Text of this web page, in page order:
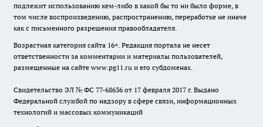
подлежит использованию кем-либо в какой бы то ни было форме, в
том числе воспроизведению, распространению, переработке не иначе
как с письменного разрешения правообладателя.
Возрастная категория сайта 16+. Редакция портала не несет
ответственности за комментарии и материалы пользователей,
размещенные на сайте www.pg11.ru и его субдоменах.
Свидетельство ЭЛ № ФС 77-68636 от 17 февраля 2017 г. Выдано
Федеральной службой по надзору в сфере связи, информационных
технологий и массовых коммуникаций